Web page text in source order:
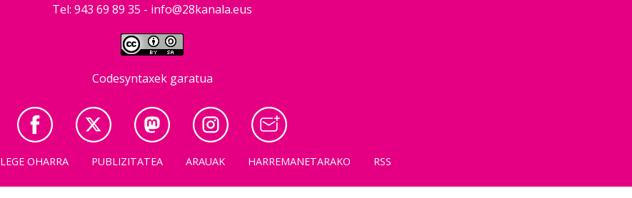
Tel: 943 69 89 35 - info@28kanala.eus
Codesyntaxek garatua
LEGE OHARRA PUBLIZITATEA ARAUAK HARREMANETARAKO RSS